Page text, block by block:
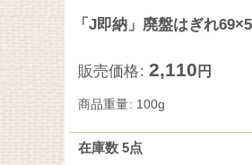
「J即納」廃盤はぎれ
販売価格: 2,110 円
商品重量: 100g
在庫数 5点